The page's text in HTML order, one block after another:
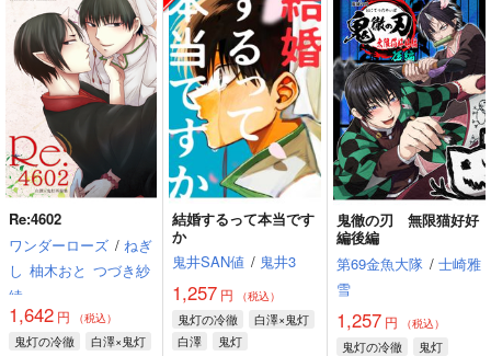
Re:4602
ワンダーローズ / ねぎ
し 柚木おと つづき紗
綾
1,642 円 （税込）
鬼灯の冷徹 白澤×鬼灯
結婚するって本当です
か
鬼井SAN値 / 鬼井3
1,257 円 （税込）
鬼灯の冷徹
白澤×鬼灯
白澤
鬼灯
鬼徹の刃 無限猫好好
編後編
第69金魚大隊 / 士崎雅
雪
1,257円 （税込）
鬼灯の冷徹
鬼灯